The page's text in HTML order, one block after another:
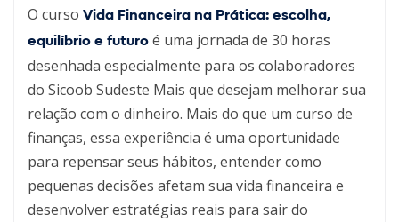
O curso Vida Financeira na Prática: escolha,
equilíbrio e futuro é uma jornada de 30 horas
desenhada especialmente para os colaboradores
do Sicoob Sudeste Mais que desejam melhorar sua
relação com o dinheiro. Mais do que um curso de
finanças, essa experiência é uma oportunidade
para repensar seus hábitos, entender como
pequenas decisões afetam sua vida financeira e
desenvolver estratégias reais para sair do